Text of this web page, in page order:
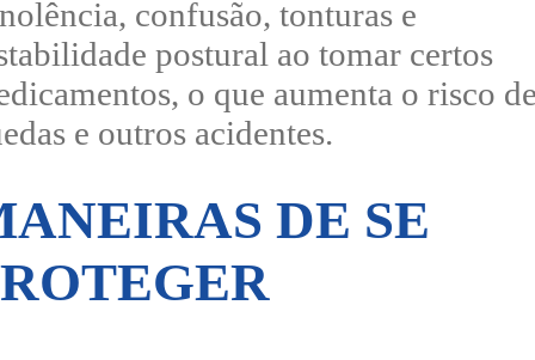
confusão, tonturas e
postural ao tomar certos
o que aumenta o risco
e outros acidentes.
DE SE